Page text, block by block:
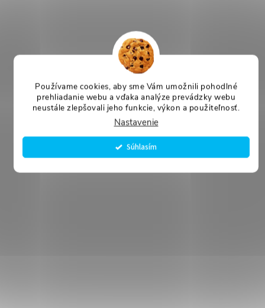
Používame cookies, aby sme Vám umožnili pohodlné
prehliadanie webu a vďaka analýze prevádzky webu
neustále zlepšovali jeho funkcie, výkon a použiteľnosť.
Nastavenie
Súhlasím